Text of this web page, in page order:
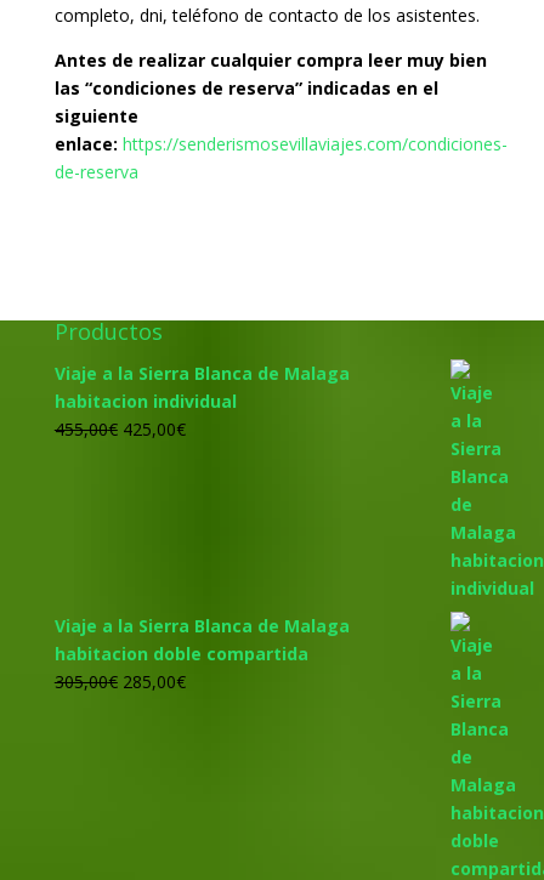
completo, dni, teléfono de contacto de los asistentes.
Antes de realizar cualquier compra leer muy bien
las “condiciones de reserva” indicadas en el
siguiente
enlace: https://senderismosevillaviajes.com/condiciones-
de-reserva
Productos
Viaje a la Sierra Blanca de Malaga
habitacion individual
455,00€ El
425,00€El
Viaje a la Sierra Blanca de Malaga
habitacion doble compartida
305,00€ El
285,00€El